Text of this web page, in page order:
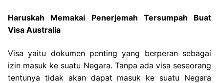
Haruskah Memakai Penerjemah Tersumpah Buat
Visa Australia
Visa yaitu dokumen penting yang berperan sebagai
izin masuk ke suatu Negara. Tanpa ada visa seseorang
tentunya tidak akan dapat masuk ke suatu Negara